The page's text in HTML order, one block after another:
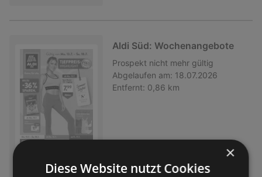
Aldi Süd: Wochenangebote
Prospekt nicht mehr gültig
Abgelaufen am: 18.07.2026
Entfernt: 0,86 km
×
Diese Website nutzt Cookies